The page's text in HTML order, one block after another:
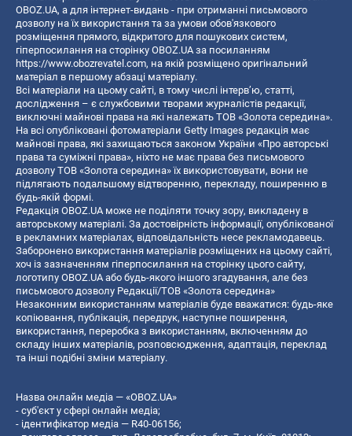
OBOZ.UA, а для інтернет-видань - при отриманні письмового
дозволу на їх використання та за умови обов'язкового
розміщення прямого, відкритого для пошукових систем,
гіперпосилання на сторінку OBOZ.UA за посиланням
https://www.obozrevatel.com, на якій розміщено оригінальний
матеріал в першому абзаці матеріалу.
Всі матеріали на цьому сайті, в тому числі інтерв’ю, статті,
дослідження – є службовими творами журналістів редакції,
виключні майнові права на які належать ТОВ «Золота середина».
На всі опубліковані фотоматеріали Getty Images редакція має
майнові права, які захищаються законом України «Про авторські
права та суміжні права», ніхто не має права без письмового
дозволу ТОВ «Золота середина» їх використовувати, вони не
підлягають подальшому відтворенню, перекладу, поширенню в
будь-якій формі.
Редакція OBOZ.UA може не поділяти точку зору, викладену в
авторському матеріалі. За достовірність інформації, опублікованої
в рекламних матеріалах, відповідальність несе рекламодавець.
Заборонено використання матеріалів розміщених на цьому сайті,
хоч із зазначенням гіперпосилання на сторінку цього сайту,
логотипу OBOZ.UA або будь-якого іншого згадування, але без
письмового дозволу Редакції/ТОВ «Золота середина»
Незаконним використанням матеріалів буде вважатися: будь-яке
копiювання, публiкацiя, передрук, наступне поширення,
використання, переробка з використанням, включенням до
складу інших матеріалів, розповсюдження, адаптація, переклад
та інші подібні зміни матеріалу.
Назва онлайн медіа — «OBOZ.UA»
- суб'єкт у сфері онлайн медіа;
- ідентифікатор медіа — R40-06156;